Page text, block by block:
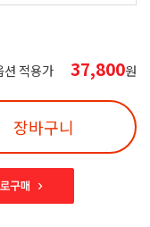
션 적용가 37,800원
장바구니